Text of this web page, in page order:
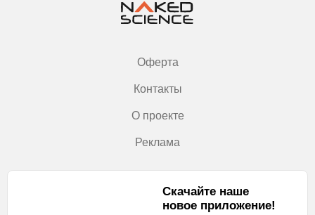
Оферта
Контакты
О проекте
Реклама
Скачайте наше
новое приложение!